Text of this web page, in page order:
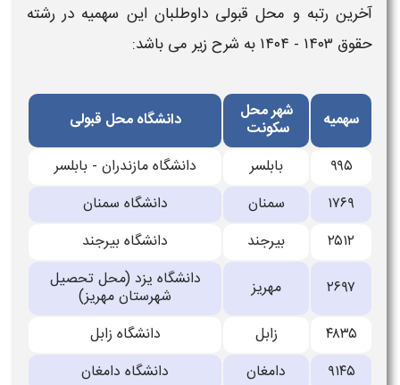
آخرین رتبه و محل قبولی داوطلبان این سهمیه در رشته
حقوق ۱۴۰۳ - ۱۴۰۴ به شرح زیر می باشد:
سهمیه شهر محل
سکونت
دانشگاه محل قبولی
۹۹۵
بابلسر
دانشگاه مازندران - بابلسر
۱۷۶۹
سمنان
دانشگاه سمنان
۲۵۱۲
بیرجند
دانشگاه بیرجند
۲۶۹۷
مهریز دانشگاه یزد (محل تحصیل
شهرستان مهریز)
۴۸۳۵
زابل
دانشگاه زابل
۹۱۴۵
دامغان
دانشگاه دامغان